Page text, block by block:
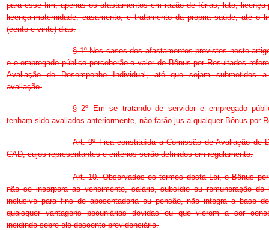
para esse fim, apenas os afastamentos em razão de férias, luto, licença-
licença-maternidade, casamento, e tratamento da própria saúde, até o
(cento e vinte) dias.
§ 1º Nos casos dos afastamentos previstos neste
e o empregado público perceberão o valor do Bônus por Resultados
Avaliação de Desempenho Individual, até que sejam submetidos
avaliação.
§ 2º Em se tratando de servidor e empregado
tenham sido avaliados anteriormente, não farão jus a qualquer Bônus por
Art. 9º Fica constituída a Comissão de Avaliação de
CAD, cujos representantes e critérios serão definidos em regulamento.
Art. 10. Observados os termos desta Lei, o Bônus
não se incorpora ao vencimento, salário, subsídio ou remuneração do
inclusive para fins de aposentadoria ou pensão, não integra a base
quaisquer vantagens pecuniárias devidas ou que vierem a ser
incidindo sobre ele desconto previdenciário.